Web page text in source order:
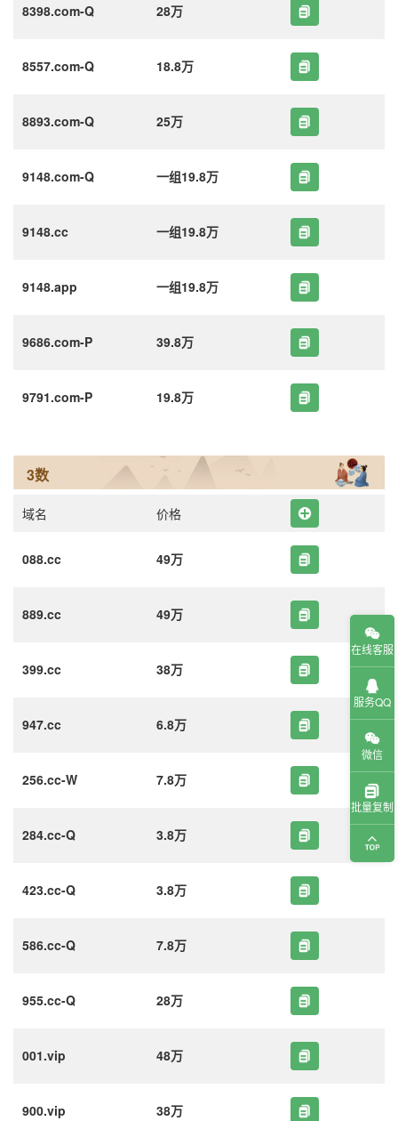
8398.com-Q 28万
8557.com-Q 18.8万
8893.com-Q 25万
9148.com-Q 一组19.8万
9148.cc 一组19.8万
9148.app 一组19.8万
9686.com-P 39.8万
9791.com-P 19.8万
3数
域名 价格
088.cc 49万
889.cc 49万
399.cc 38万
947.cc 6.8万
256.cc-W 7.8万
284.cc-Q 3.8万
423.cc-Q 3.8万
586.cc-Q 7.8万
955.cc-Q 28万
001.vip 48万
900.vip 38万
在线客服
服务QQ
微信
批量复制